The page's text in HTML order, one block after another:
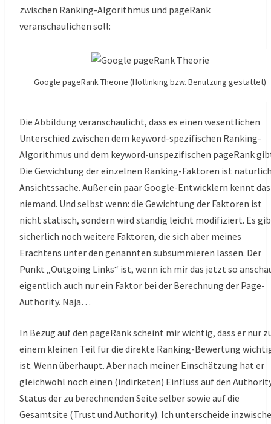
zwischen Ranking-Algorithmus und pageRank
veranschaulichen soll:
Google pageRank Theorie (Hotlinking bzw. Benutzung gestattet)
Die Abbildung veranschaulicht, dass es einen wesentlichen
Unterschied zwischen dem keyword-spezifischen Ranking-
Algorithmus und dem keyword-unspezifischen pageRank
Die Gewichtung der einzelnen Ranking-Faktoren ist
Ansichtssache. Außer ein paar Google-Entwicklern kennt das
niemand. Und selbst wenn: die Gewichtung der Faktoren ist
nicht statisch, sondern wird ständig leicht modifiziert. Es
sicherlich noch weitere Faktoren, die sich aber meines
Erachtens unter den genannten subsummieren lassen. Der
Punkt „Outgoing Links“ ist, wenn ich mir das jetzt so
eigentlich auch nur ein Faktor bei der Berechnung der Page-
Authority. Naja…
In Bezug auf den pageRank scheint mir wichtig, dass er nur
einem kleinen Teil für die direkte Ranking-Bewertung
ist. Wenn überhaupt. Aber nach meiner Einschätzung hat er
gleichwohl noch einen (indirketen) Einfluss auf den
Status der zu berechnenden Seite selber sowie auf die
Gesamtsite (Trust und Authority). Ich unterscheide